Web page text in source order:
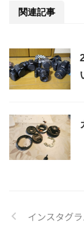
関連記事
インスタグ